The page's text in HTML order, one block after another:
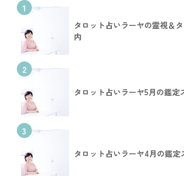
1
タロット占いラーヤの霊視＆
内
2
タロット占いラーヤ5月の鑑定
3
タロット占いラーヤ4月の鑑定